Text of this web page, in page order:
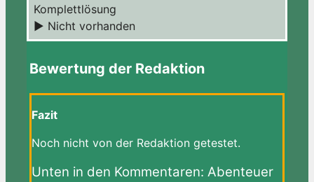
Komplettlösung
► Nicht vorhanden
Bewertung der Redaktion
Fazit
Noch nicht von der Redaktion getestet.
Unten in den Kommentaren: Abenteuer